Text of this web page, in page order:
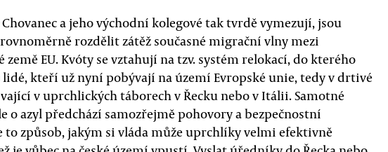
a jeho východní kolegové tak tvrdě vymezují, jsou
rozdělit zátěž současné migrační vlny mezi
EU. Kvóty se vztahují na tzv. systém relokací, do kterého
kteří už nyní pobývají na území Evropské unie, tedy v drtivé
v uprchlických táborech v Řecku nebo v Itálii. Samotné
o azyl předchází samozřejmě pohovory a bezpečnostní
to způsob, jakým si vláda může uprchlíky velmi efektivně